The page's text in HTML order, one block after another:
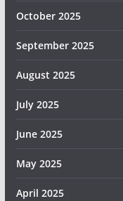
October 2025
September 2025
August 2025
July 2025
June 2025
May 2025
April 2025